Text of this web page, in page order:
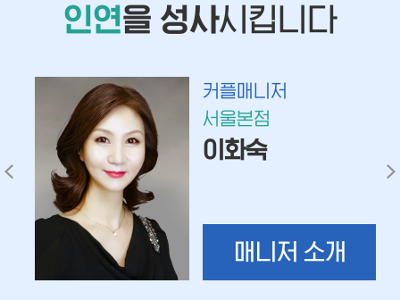
인연을 성사시킵니다
커플매니저
서울본점
이화숙
매니저 소개